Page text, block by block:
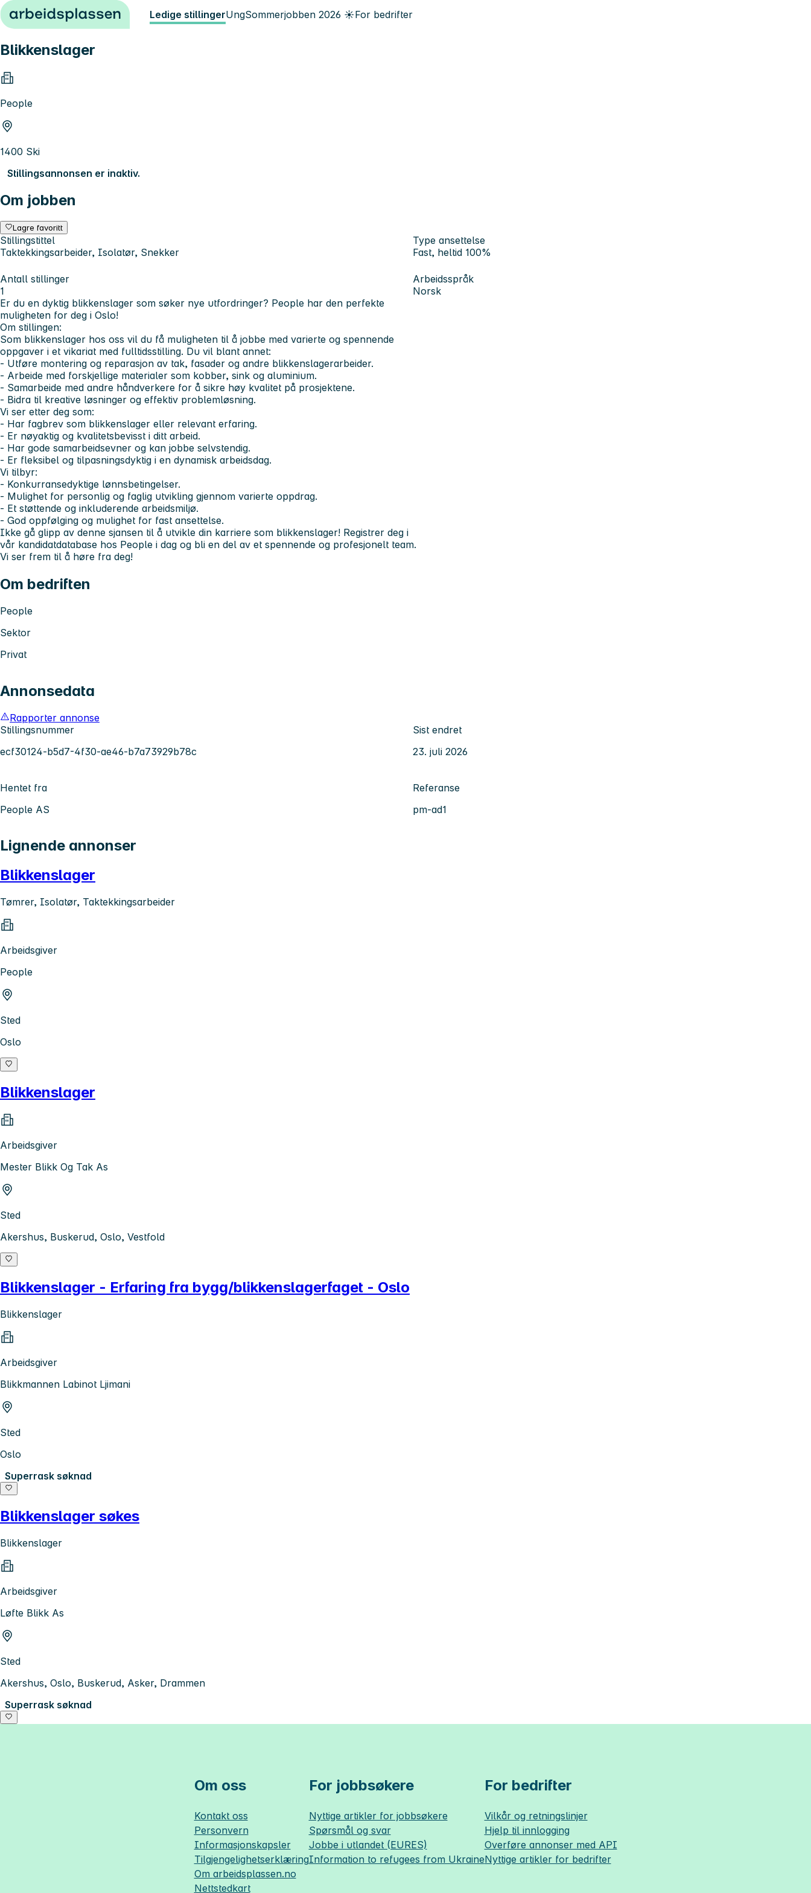
Hopp til innhold Ledige stillingerUngSommerjobben 2026 ☀️For bedrifter
Blikkenslager
People
1400 Ski
Stillingsannonsen er inaktiv.
Om jobben
Lagre favoritt
Stillingstittel
Taktekkingsarbeider, Isolatør, Snekker
Type ansettelse
Fast, heltid 100%
Antall stillinger
1
Arbeidsspråk
Norsk
Er du en dyktig blikkenslager som søker nye utfordringer? People har den perfekte
muligheten for deg i Oslo!
Om stillingen:
Som blikkenslager hos oss vil du få muligheten til å jobbe med varierte og spennende
oppgaver i et vikariat med fulltidsstilling. Du vil blant annet:
- Utføre montering og reparasjon av tak, fasader og andre blikkenslagerarbeider.
- Arbeide med forskjellige materialer som kobber, sink og aluminium.
- Samarbeide med andre håndverkere for å sikre høy kvalitet på prosjektene.
- Bidra til kreative løsninger og effektiv problemløsning.
Vi ser etter deg som:
- Har fagbrev som blikkenslager eller relevant erfaring.
- Er nøyaktig og kvalitetsbevisst i ditt arbeid.
- Har gode samarbeidsevner og kan jobbe selvstendig.
- Er fleksibel og tilpasningsdyktig i en dynamisk arbeidsdag.
Vi tilbyr:
- Konkurransedyktige lønnsbetingelser.
- Mulighet for personlig og faglig utvikling gjennom varierte oppdrag.
- Et støttende og inkluderende arbeidsmiljø.
- God oppfølging og mulighet for fast ansettelse.
Ikke gå glipp av denne sjansen til å utvikle din karriere som blikkenslager! Registrer deg i
vår kandidatdatabase hos People i dag og bli en del av et spennende og profesjonelt team.
Vi ser frem til å høre fra deg!
Om bedriften
People
Sektor
Privat
Annonsedata
Rapporter annonse
Stillingsnummer
ecf30124-b5d7-4f30-ae46-b7a73929b78c
Sist endret
23. juli 2026
Hentet fra
People AS
Referanse
pm-ad1
Lignende annonser
Blikkenslager
Tømrer, Isolatør, Taktekkingsarbeider
Arbeidsgiver
People
Sted
Oslo
Blikkenslager
Arbeidsgiver
Mester Blikk Og Tak As
Sted
Akershus, Buskerud, Oslo, Vestfold
Blikkenslager - Erfaring fra bygg/blikkenslagerfaget - Oslo
Blikkenslager
Arbeidsgiver
Blikkmannen Labinot Ljimani
Sted
Oslo
Superrask søknad
Blikkenslager søkes
Blikkenslager
Arbeidsgiver
Løfte Blikk As
Sted
Akershus, Oslo, Buskerud, Asker, Drammen
Superrask søknad
Om oss
Kontakt oss
Personvern
Informasjonskapsler
Tilgjengelighetserklæring
Om arbeidsplassen.no
Nettstedkart
For jobbsøkere
Nyttige artikler for jobbsøkere
Spørsmål og svar
Jobbe i utlandet (EURES)
Information to refugees from Ukraine
For bedrifter
Vilkår og retningslinjer
Hjelp til innlogging
Overføre annonser med API
Nyttige artikler for bedrifter